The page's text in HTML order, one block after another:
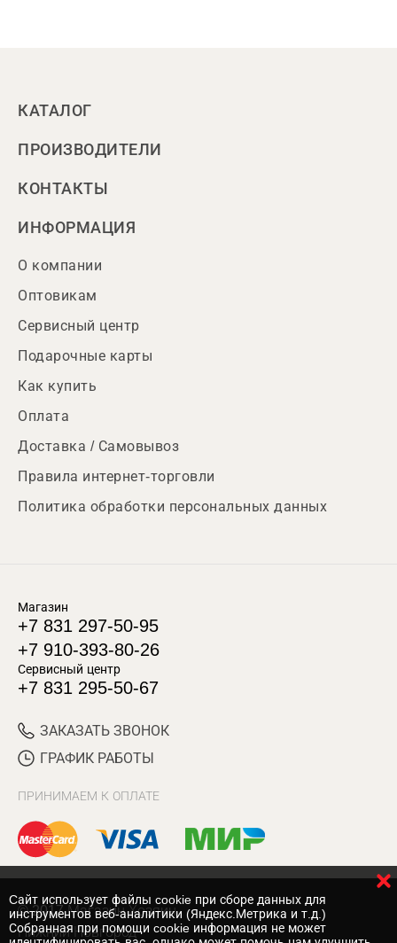
КАТАЛОГ
ПРОИЗВОДИТЕЛИ
КОНТАКТЫ
ИНФОРМАЦИЯ
О компании
Оптовикам
Сервисный центр
Подарочные карты
Как купить
Оплата
Доставка / Самовывоз
Правила интернет-торговли
Политика обработки персональных данных
Магазин
+7 831 297-50-95
+7 910-393-80-26
Сервисный центр
+7 831 295-50-67
ЗАКАЗАТЬ ЗВОНОК
ГРАФИК РАБОТЫ
ПРИНИМАЕМ К ОПЛАТЕ
© 2017 Магазин Хозяин
Нижний Новгород
Cайт использует файлы cookie при сборе данных для
инструментов веб-аналитики (Яндекс.Метрика и т.д.)
Собранная при помощи cookie информация не может